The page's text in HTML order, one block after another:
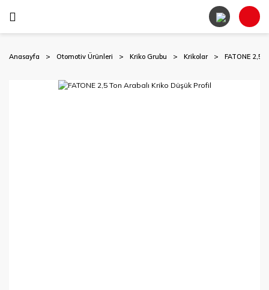
Anasayfa Otomotiv Ürünleri Kriko Grubu Krikolar FATONE 2,5